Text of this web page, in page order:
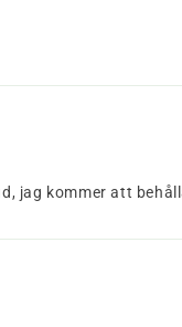
jag kommer att